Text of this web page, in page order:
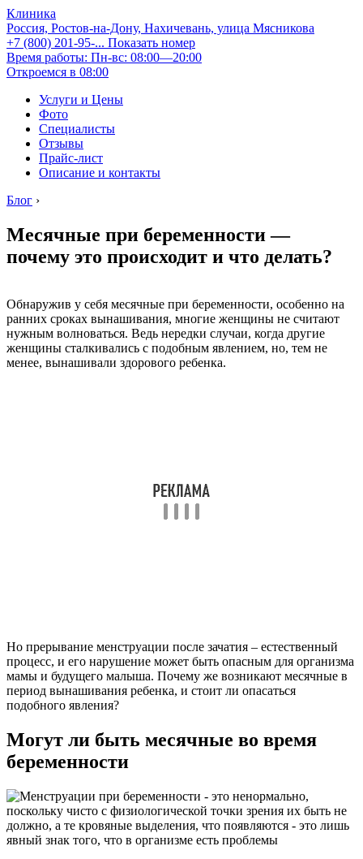
Клиника
Россия, Ростов-на-Дону, Нахичевань, улица Мясникова
+7 (800) 201-95-... Показать номер
Время работы: Пн-вс: 08:00—20:00
Откроемся в 08:00
Услуги и Цены
Фото
Специалисты
Отзывы
Прайс-лист
Описание и контакты
Блог ›
Месячные при беременности —
почему это происходит и что делать?
Обнаружив у себя месячные при беременности, особенно на
ранних сроках вынашивания, многие женщины не считают
нужным волноваться. Ведь нередки случаи, когда другие
женщины сталкивались с подобным явлением, но, тем не
менее, вынашивали здорового ребенка.
Но прерывание менструации после зачатия – естественный
процесс, и его нарушение может быть опасным для организма
мамы и будущего малыша. Почему же возникают месячные в
период вынашивания ребенка, и стоит ли опасаться
подобного явления?
Могут ли быть месячные во время
беременности